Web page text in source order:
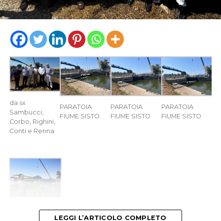
da sx
Sambucci,
Corbo, Righini,
Conti e Renna
PARATOIA
FIUME SISTO
PARATOIA
FIUME SISTO
PARATOIA
FIUME SISTO
PARATOIA
LEGGI L’ARTICOLO COMPLETO